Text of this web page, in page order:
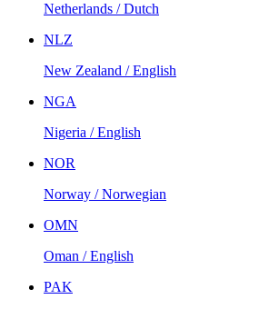
Netherlands / Dutch
NLZ
New Zealand / English
NGA
Nigeria / English
NOR
Norway / Norwegian
OMN
Oman / English
PAK